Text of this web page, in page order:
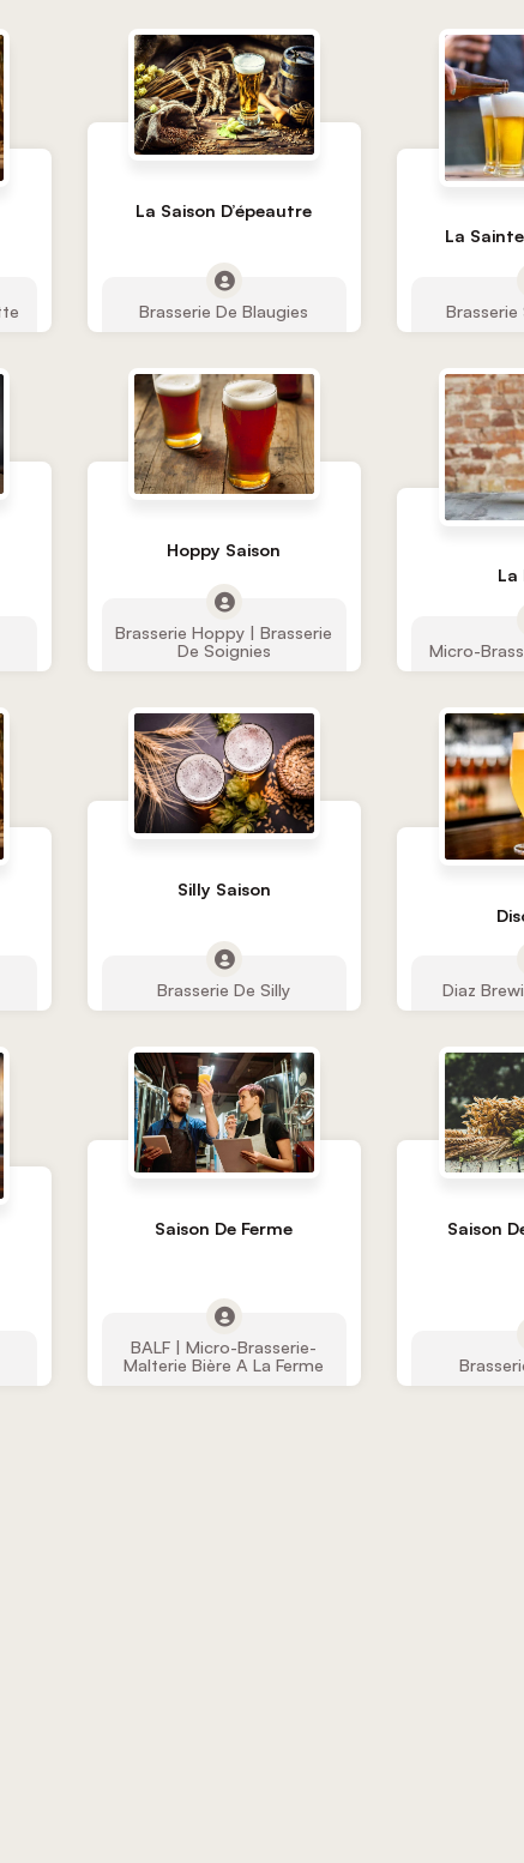
La Saison D’épeautre
Brasserie De Blaugies
La
Brasserie
Hoppy Saison
Brasserie Hoppy | Brasserie
De Soignies
La
Micro-
Silly Saison
Brasserie De Silly Diaz
Saison De Ferme
BALF | Micro-Brasserie-
Malterie Bière A La Ferme
Saison